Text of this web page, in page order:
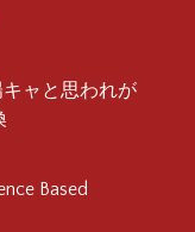
キャと思われが
Based